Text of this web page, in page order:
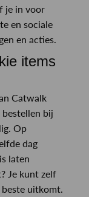
je in voor
en sociale
en acties.
items
Catwalk
bestellen bij
Op
dag
laten
Je kunt zelf
uitkomt.